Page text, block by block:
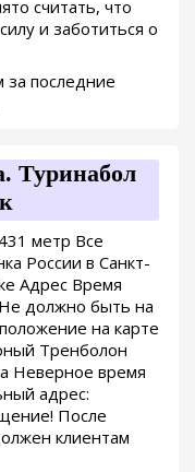
считать, что
и заботиться о
за последние
Туринабол
метр Все
России в Санкт-
Адрес Время
должно быть на
на карте
Тренболон
Неверное время
адрес:
После
клиентам